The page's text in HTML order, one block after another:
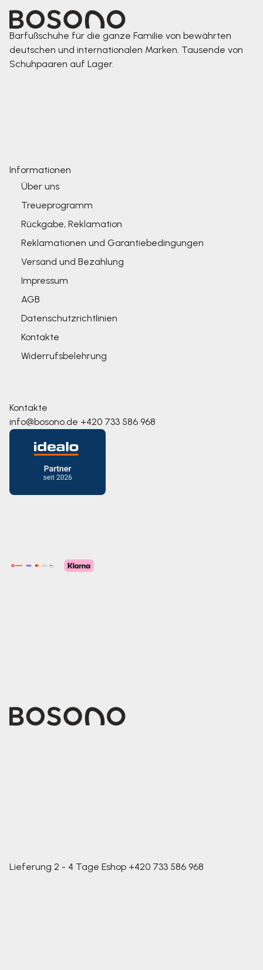
Barfußschuhe für die ganze Familie von bewährten
deutschen und internationalen Marken. Tausende von
Schuhpaaren auf Lager.
Informationen
Über uns
Treueprogramm
Rückgabe, Reklamation
Reklamationen und Garantiebedingungen
Versand und Bezahlung
Impressum
AGB
Datenschutzrichtlinien
Kontakte
Widerrufsbelehrung
Kontakte
info@bosono.de +420 733 586 968
Lieferung 2 - 4 Tage Eshop +420 733 586 968